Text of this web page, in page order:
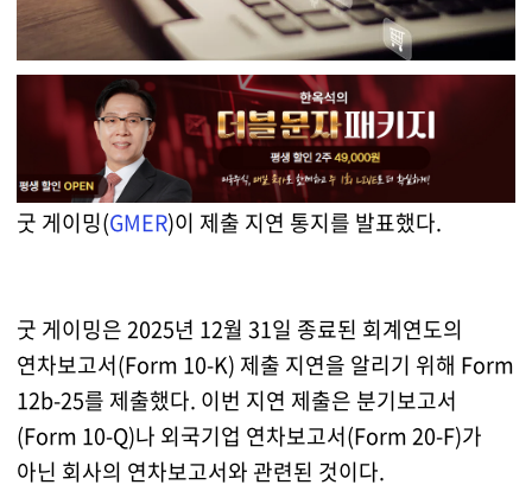
굿 게이밍(GMER)이 제출 지연 통지를 발표했다.
굿 게이밍은 2025년 12월 31일 종료된 회계연도의
연차보고서(Form 10-K) 제출 지연을 알리기 위해 Form
12b-25를 제출했다. 이번 지연 제출은 분기보고서
(Form 10-Q)나 외국기업 연차보고서(Form 20-F)가
아닌 회사의 연차보고서와 관련된 것이다.